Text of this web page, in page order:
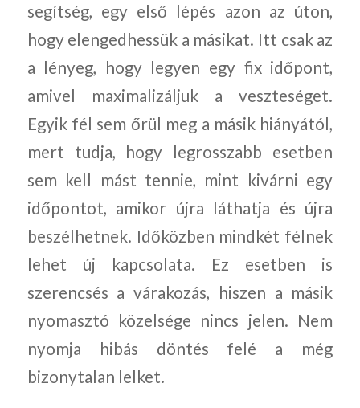
segítség, egy első lépés azon az úton,
hogy elengedhessük a másikat. Itt csak az
a lényeg, hogy legyen egy fix időpont,
amivel maximalizáljuk a veszteséget.
Egyik fél sem őrül meg a másik hiányától,
mert tudja, hogy legrosszabb esetben
sem kell mást tennie, mint kivárni egy
időpontot, amikor újra láthatja és újra
beszélhetnek. Időközben mindkét félnek
lehet új kapcsolata. Ez esetben is
szerencsés a várakozás, hiszen a másik
nyomasztó közelsége nincs jelen. Nem
nyomja hibás döntés felé a még
bizonytalan lelket.